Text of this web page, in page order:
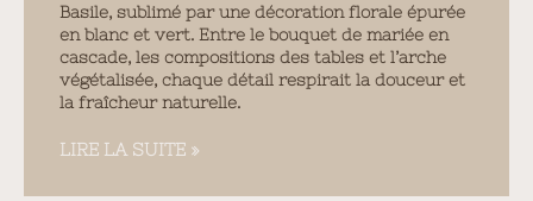
Basile, sublimé par une décoration florale épurée
en blanc et vert. Entre le bouquet de mariée en
cascade, les compositions des tables et l’arche
végétalisée, chaque détail respirait la douceur et
la fraîcheur naturelle.
LIRE LA SUITE »